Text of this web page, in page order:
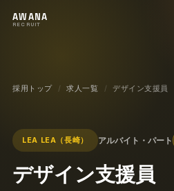
AWANA
RECRUIT
採用トップ 求人一覧 デザイン支援員
LEA LEA（長崎） アルバイト・パート
デザイン支援員